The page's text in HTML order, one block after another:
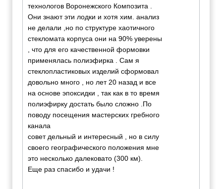
технологов Воронежского Композита .
Они знают эти лодки и хотя хим. анализ
не делали ,но по структуре хаотичного
стекломата корпуса они на 90% уверены
, что для его качественной формовки
применялась полиэфирка . Сам я
стеклопластиковых изделий сформовал
довольно много , но лет 20 назад и все
на основе эпоксидки , так как в то время
полиэфирку достать было сложно .По
поводу посещения мастерских гребного
канала
совет дельный и интересный , но в силу
своего географического положения мне
это несколько далековато (300 км).
Еще раз спасибо и удачи !